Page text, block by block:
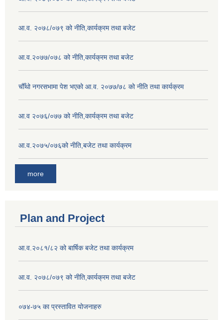
आ.व. २०७८/०७९ को नीति,कार्यक्रम तथा बजेट
आ.व.२०७७/०७८ को नीति,कार्यक्रम तथा बजेट
चौँथो नगरसभामा पेश भएको आ.व. २०७७/७८ को नीति तथा कार्यक्रम
आ.व २०७६/०७७ को नीति,कार्यक्रम तथा बजेट
आ.व.२०७५/०७६को नीति,बजेट तथा कार्यक्रम
more
Plan and Project
आ.व.२०८१/८२ को बार्षिक बजेट तथा कार्यक्रम
आ.व. २०७८/०७९ को नीति,कार्यक्रम तथा बजेट
०७४-७५ का प्रस्तावित योजनाहरु